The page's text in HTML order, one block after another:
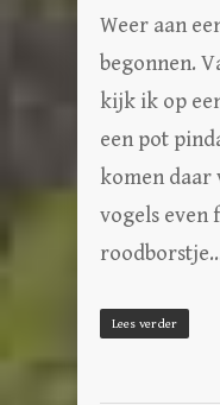
Weer aan
begonnen.
kijk ik op
een pot
komen daar
vogels even
Lees verder